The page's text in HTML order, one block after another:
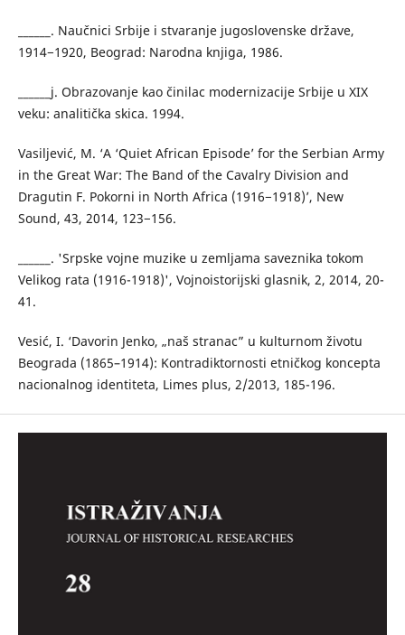
______. Naučnici Srbije i stvaranje jugoslovenske države,
1914−1920, Beograd: Narodna knjiga, 1986.
______j. Obrazovanje kao činilac modernizacije Srbije u XIX
veku: analitička skica. 1994.
Vasiljević, M. ‘A ‘Quiet African Episode’ for the Serbian Army
in the Great War: The Band of the Cavalry Division and
Dragutin F. Pokorni in North Africa (1916−1918)’, New
Sound, 43, 2014, 123−156.
______. 'Srpske vojne muzike u zemljama saveznika tokom
Velikog rata (1916-1918)', Vojnoistorijski glasnik, 2, 2014, 20-
41.
Vesić, I. ‘Davorin Jenko, „naš stranac” u kulturnom životu
Beograda (1865–1914): Kontradiktornosti etničkog koncepta
nacionalnog identiteta, Limes plus, 2/2013, 185-196.